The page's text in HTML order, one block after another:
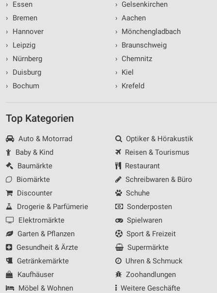
›
Essen
›
Bremen
›
Hannover
›
Leipzig
›
Nürnberg
›
Duisburg
›
Bochum
› Gelsenkirchen
› Aachen
› Mönchengladbach
› Braunschweig
› Chemnitz
› Kiel
› Krefeld
Top Kategorien
Auto & Motorrad
Baby & Kind
Baumärkte
Biomärkte
Discounter
Drogerie & Parfümerie
Elektromärkte
Garten & Pflanzen
Gesundheit & Ärzte
Getränkemärkte
Kaufhäuser
Möbel & Wohnen
Optiker & Hörakustik
Reisen & Tourismus
Restaurant
Schreibwaren & Büro
Schuhe
Sonderposten
Spielwaren
Sport & Freizeit
Supermärkte
Uhren & Schmuck
Zoohandlungen
Weitere Geschäfte